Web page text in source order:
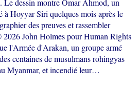
Le dessin montre Omar Ahmod, un
à Hoyyar Siri quelques mois après le
des preuves et rassembler
John Holmes pour Human Rights
l'Armée d'Arakan, un groupe armé
centaines de musulmans rohingyas
Myanmar, et incendié leur…